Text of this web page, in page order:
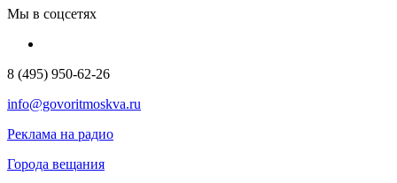
Мы в соцсетях
8 (495) 950-62-26
info@govoritmoskva.ru
Реклама на радио
Города вещания